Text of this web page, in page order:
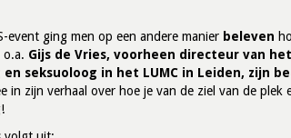
event ging men op een andere manier beleven
o.a. Gijs de Vries, voorheen directeur van
en seksuoloog in het LUMC in Leiden, zijn
in zijn verhaal over hoe je van de ziel van de